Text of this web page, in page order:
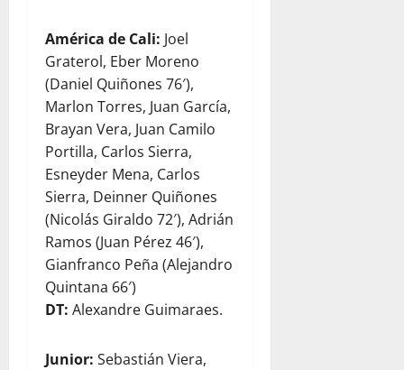
América de Cali: Joel
Graterol, Eber Moreno
(Daniel Quiñones 76′),
Marlon Torres, Juan García,
Brayan Vera, Juan Camilo
Portilla, Carlos Sierra,
Esneyder Mena, Carlos
Sierra, Deinner Quiñones
(Nicolás Giraldo 72′), Adrián
Ramos (Juan Pérez 46′),
Gianfranco Peña (Alejandro
Quintana 66′)
DT: Alexandre Guimaraes.
Junior: Sebastián Viera,